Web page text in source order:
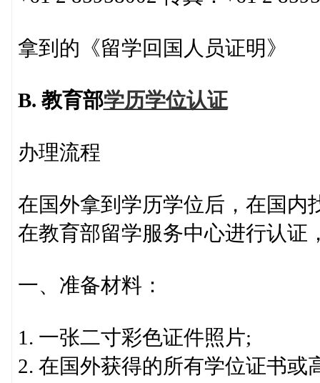
拿到的《留学回国人员证明》
B. 教育部学历学位认证
办理流程
在国外拿到学历学位后，在国内
在教育部留学服务中心进行认证
一、准备材料：
1. 一张二寸彩色证件照片;
2. 在国外获得的所有学位证书